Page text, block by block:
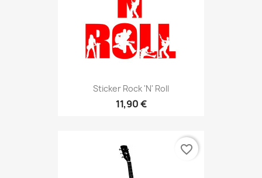
Sticker Rock 'n' Roll
11,90 €
favorite_border